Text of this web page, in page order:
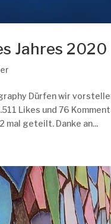
Jahres 2020
Dürfen wir
Likes und 76
mal geteilt. Danke an...